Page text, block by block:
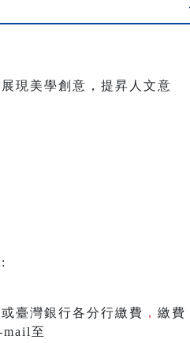
現美學創意，提昇人文意
臺灣銀行各分行繳費 ， 繳費
mail至